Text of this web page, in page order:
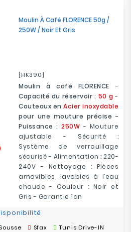
Moulin À Café FLORENCE 50g /
250W / Noir Et Gris
[HK390]
Moulin à café FLORENCE-
Capacité du réservoir : 50 g -
Couteaux en Acier inoxydable
pour une mouture précise -
Puissance : 250W - Mouture
ajustable - Sécurité :
Système de verrouillage
sécurisé - Alimentation : 220-
240V - Nettoyage : Pièces
amovibles, lavables à l’eau
chaude - Couleur : Noir et
Gris - Garantie 1an
Sousse Sfax Tunis Drive-IN